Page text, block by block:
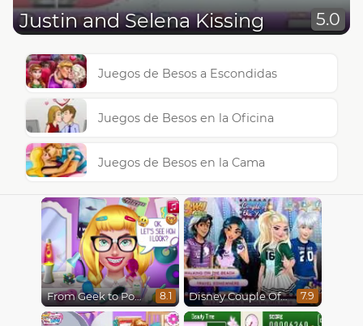
Justin and Selena Kissing 5.0
Juegos de Besos a Escondidas
Juegos de Besos en la Oficina
Juegos de Besos en la Cama
From Geek to Popular Girl 8.1 Disney Couple Of The Year 7.9